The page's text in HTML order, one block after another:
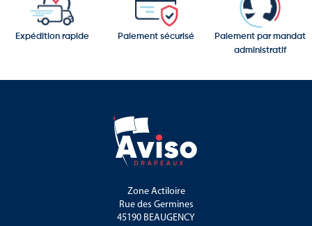
Expédition rapide Paiement sécurisé
Paiement par mandat
administratif
Zone Actiloire
Rue des Germines
45190 BEAUGENCY